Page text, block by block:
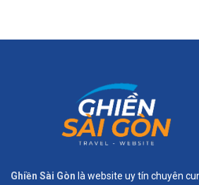
Ghiền Sài Gòn là website uy tín chuyên